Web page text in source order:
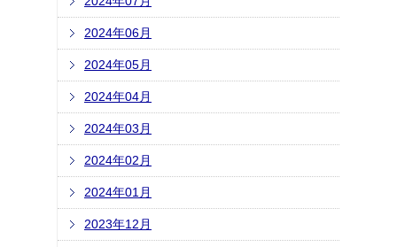
2024年06月
2024年05月
2024年04月
2024年03月
2024年02月
2024年01月
2023年12月